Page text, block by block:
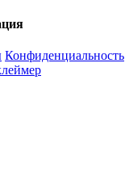
Конфиденциальность